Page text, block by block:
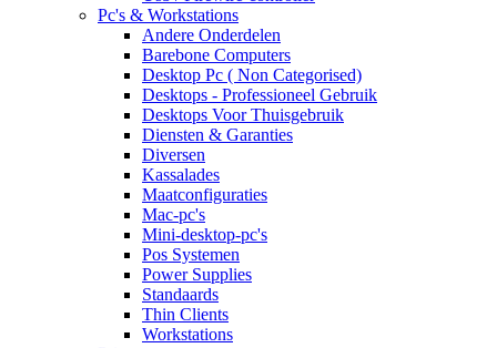
Pc's & Workstations
Andere Onderdelen
Barebone Computers
Desktop Pc ( Non Categorised)
Desktops - Professioneel Gebruik
Desktops Voor Thuisgebruik
Diensten & Garanties
Diversen
Kassalades
Maatconfiguraties
Mac-pc's
Mini-desktop-pc's
Pos Systemen
Power Supplies
Standaards
Thin Clients
Workstations